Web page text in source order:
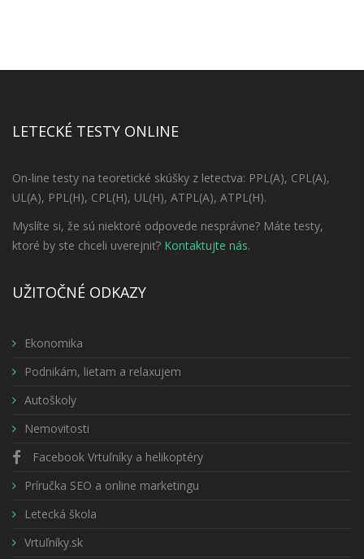
LETECKÉ TESTY ONLINE
On-line testy na teoretické skúšky z letectva: PPL(A), CPL(A),
UL(A), PPL(H), CPL(H), UL(H), ATPL(A), ATPL(H).
Myslíte si, že sú niektoré odpovede nesprávne? Máte testy,
ktoré by ste chceli uverejniť? Kontaktujte nás.
UŽITOČNÉ ODKAZY
Ekonomika
Podnikám, lietam a relaxujem
Autoškoly
Nemovitosti
Facebook Vrtuľníky a helikoptéry
Príručka SEO a online marketingu
Letecká škola
Vrtuľníky.sk